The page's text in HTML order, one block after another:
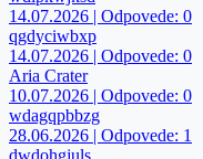
14.07.2026 | Odpovede: 0
qgdyciwbxp
14.07.2026 | Odpovede: 0
Aria Crater
10.07.2026 | Odpovede: 0
wdagqpbbzg
28.06.2026 | Odpovede: 1